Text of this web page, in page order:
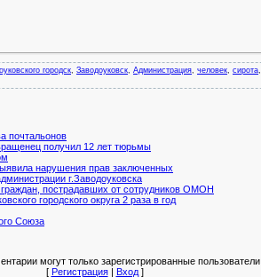
городск, Заводоуковск, Администрация, человек, сирота,
почтальонов
получил 12 лет тюрьмы
нарушения прав заключенных
г.Заводоуковска
пострадавших от сотрудников ОМОН
городского округа 2 раза в год
Союза
могут только зарегистрированные пользователи.
[ Регистрация| Вход]